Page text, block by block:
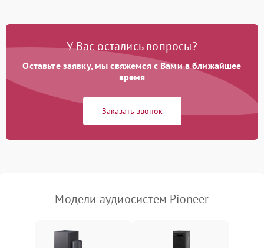
У Вас остались вопросы?
Оставьте заявку, мы свяжемся с Вами в ближайшее
время
Заказать звонок
Модели аудиосистем Pioneer